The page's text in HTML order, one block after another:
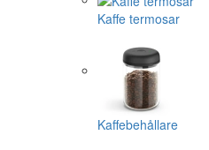
Kaffe termosar
Kaffebehållare